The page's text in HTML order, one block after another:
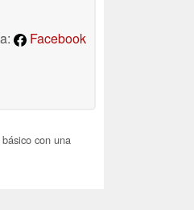
Facebook
con una